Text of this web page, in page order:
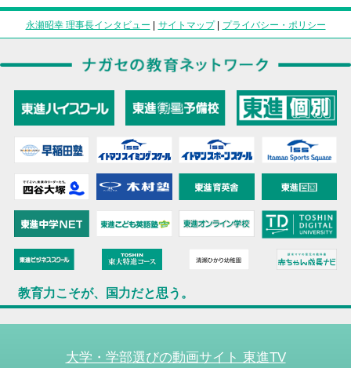
永瀬昭幸 理事長インタビュー | サイトマップ| プライバシー・ポリシー
教育力こそが、国力だと思う。
大学・学部選びの動画サイト 東進TV